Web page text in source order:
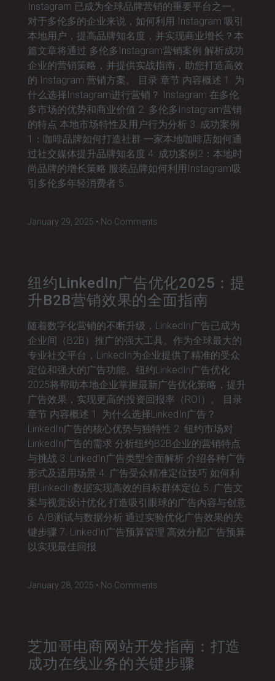
Instagram 已成为全球品牌营销的重要平台之一。
对于多伦多的企业来说，如何利用 Instagram 吸引
本地用户，提高品牌知名度，并实现商业增长？本
篇文章将通过 多伦多Instagram营销案例 解析成功
企业的营销策略，并提供实战指南，助您打造高效
的 Instagram 营销方案。 目录 章节 内容概述 1. 为
什么选择Instagram进行营销？ Instagram 在多伦
多市场的优势和商业价值 2. 多伦多Instagram营销
的特点 本地市场特性及用户行为分析 3. 成功案例
1：咖啡品牌如何打造社群 一家本地咖啡店如何通
过社交媒体提升品牌知名度 4. 成功案例2：本地时
尚品牌的增长策略 服装品牌如何利用Instagram吸
引多伦多年轻消费者 5.
January 29, 2025 No Comments
纽约LinkedIn广告优化2025：提
升B2B营销效果的全面指南
随着数字化营销的不断升级，LinkedIn广告已成为
企业间（B2B）推广的强大工具。作为全球最大的
专业社交平台，LinkedIn为企业提供了精准的受众
定位和强大的广告功能。纽约LinkedIn广告优化
2025将帮助本地企业掌握最新广告优化策略，提升
广告效果，实现更高的投资回报率（ROI）。 目录
章节 内容概述 1. 为什么选择LinkedIn广告？
LinkedIn广告的核心优势与独特性 2. 纽约市场对
LinkedIn广告的需求 分析纽约B2B企业的营销特点
与挑战 3. LinkedIn广告类型全面解析 介绍各种广告
形式及适用场景 4. 广告受众精准定位技巧 如何利
用LinkedIn数据实现高效的目标群体定位 5. 广告文
案与视觉设计优化 打造吸引眼球的广告内容与创意
6. A/B测试与数据分析 通过实验优化广告效果的关
键步骤 7. LinkedIn广告预算管理 高效分配广告预算
以实现最佳回报
January 28, 2025 No Comments
芝加哥电商网站开发指南：打造
成功在线业务的关键步骤